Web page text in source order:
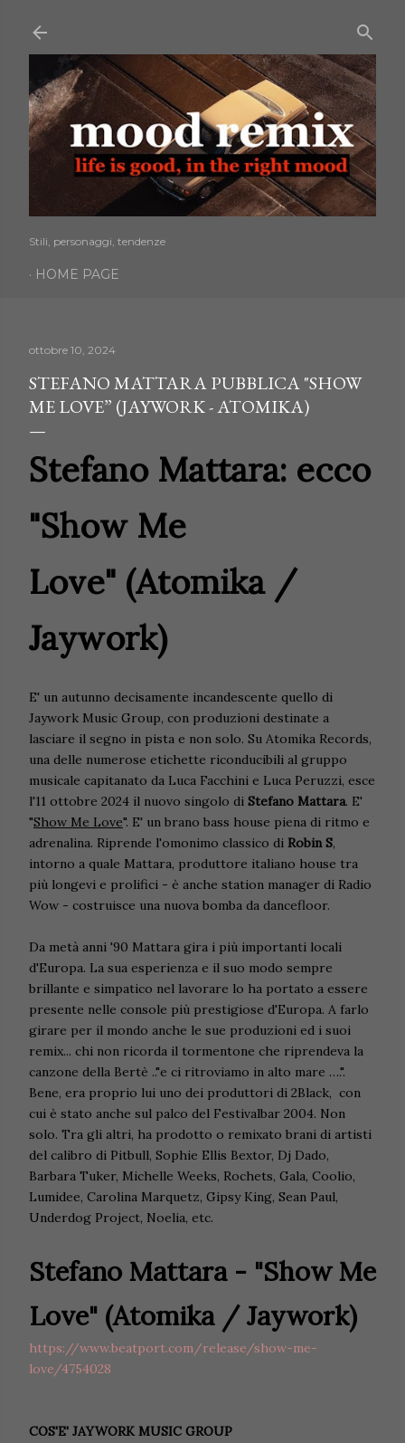
Stili, personaggi, tendenze
HOME PAGE
ottobre 10, 2024
STEFANO MATTARA PUBBLICA "SHOW
ME LOVE” (JAYWORK - ATOMIKA)
Stefano Mattara: ecco
"Show Me
Love" (Atomika /
Jaywork)
E' un autunno decisamente incandescente quello di
Jaywork Music Group, con produzioni destinate a
lasciare il segno in pista e non solo. Su Atomika Records,
una delle numerose etichette riconducibili al gruppo
musicale capitanato da Luca Facchini e Luca Peruzzi, esce
l'11 ottobre 2024 il nuovo singolo di Stefano Mattara. E'
"Show Me Love". E' un brano bass house piena di ritmo e
adrenalina. Riprende l'omonimo classico di Robin S,
intorno a quale Mattara, produttore italiano house tra
più longevi e prolifici - è anche station manager di Radio
Wow - costruisce una nuova bomba da dancefloor.
Da metà anni '90 Mattara gira i più importanti locali
d'Europa. La sua esperienza e il suo modo sempre
brillante e simpatico nel lavorare lo ha portato a essere
presente nelle console più prestigiose d'Europa. A farlo
girare per il mondo anche le sue produzioni ed i suoi
remix... chi non ricorda il tormentone che riprendeva la
canzone della Bertè .."e ci ritroviamo in alto mare ….".
Bene, era proprio lui uno dei produttori di 2Black, con
cui è stato anche sul palco del Festivalbar 2004. Non
solo. Tra gli altri, ha prodotto o remixato brani di artisti
del calibro di Pitbull, Sophie Ellis Bextor, Dj Dado,
Barbara Tuker, Michelle Weeks, Rochets, Gala, Coolio,
Lumidee, Carolina Marquetz, Gipsy King, Sean Paul,
Underdog Project, Noelia, etc.
Stefano Mattara - "Show Me
Love" (Atomika / Jaywork)
https://www.beatport.com/release/show-me-
love/4754028
COS'E' JAYWORK MUSIC GROUP